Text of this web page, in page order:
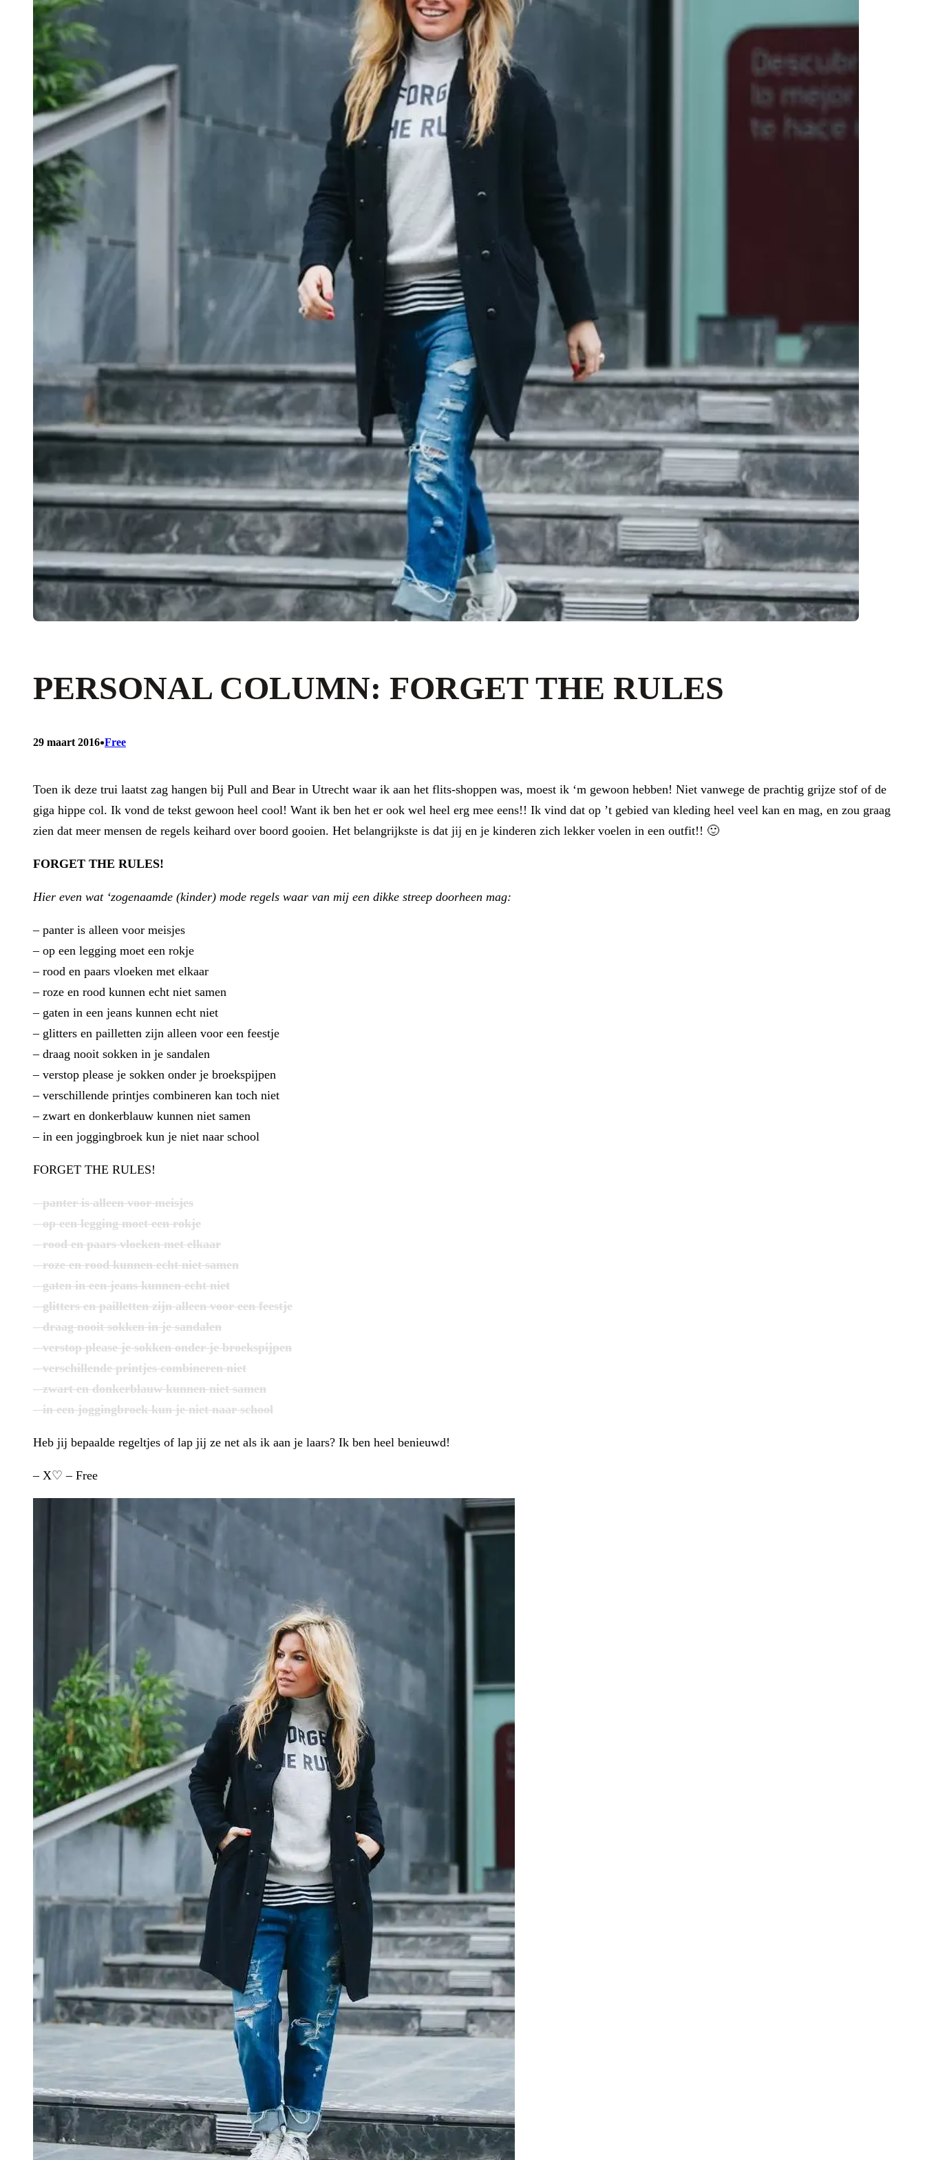
PERSONAL COLUMN: FORGET THE RULES
29 maart 2016•Free
Toen ik deze trui laatst zag hangen bij Pull and Bear in Utrecht waar ik aan het flits-shoppen was, moest ik ‘m gewoon hebben! Niet vanwege de prachtig grijze stof of de
giga hippe col. Ik vond de tekst gewoon heel cool! Want ik ben het er ook wel heel erg mee eens!! Ik vind dat op ’t gebied van kleding heel veel kan en mag, en zou graag
zien dat meer mensen de regels keihard over boord gooien. Het belangrijkste is dat jij en je kinderen zich lekker voelen in een outfit!! 🙂
FORGET THE RULES!
Hier even wat ‘zogenaamde (kinder) mode regels waar van mij een dikke streep doorheen mag:
– panter is alleen voor meisjes
– op een legging moet een rokje
– rood en paars vloeken met elkaar
– roze en rood kunnen echt niet samen
– gaten in een jeans kunnen echt niet
– glitters en pailletten zijn alleen voor een feestje
– draag nooit sokken in je sandalen
– verstop please je sokken onder je broekspijpen
– verschillende printjes combineren kan toch niet
– zwart en donkerblauw kunnen niet samen
– in een joggingbroek kun je niet naar school
FORGET THE RULES!
– panter is alleen voor meisjes
– op een legging moet een rokje
– rood en paars vloeken met elkaar
– roze en rood kunnen echt niet samen
– gaten in een jeans kunnen echt niet
– glitters en pailletten zijn alleen voor een feestje
– draag nooit sokken in je sandalen
– verstop please je sokken onder je broekspijpen
– verschillende printjes combineren niet
– zwart en donkerblauw kunnen niet samen
– in een joggingbroek kun je niet naar school
Heb jij bepaalde regeltjes of lap jij ze net als ik aan je laars? Ik ben heel benieuwd!
– X♡ – Free